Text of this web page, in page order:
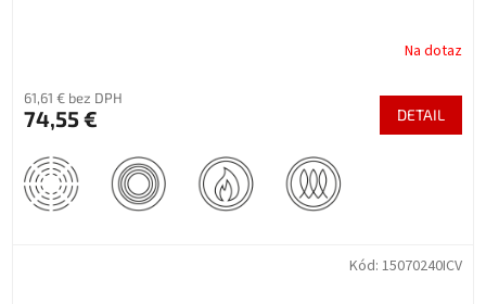
Na dotaz
61,61 € bez DPH
74,55 € DETAIL
Kód: 15070240ICV